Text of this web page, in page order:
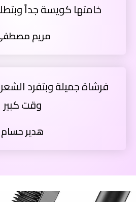
خامتها كويسة جداً
مريم
فرشاة جميلة وبتفرد
وقت كبير
هدير حسام